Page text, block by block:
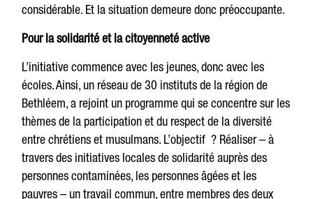
considérable. Et la situation demeure donc préoccupante.
Pour la solidarité et la citoyenneté active
L’initiative commence avec les jeunes, donc avec les
écoles. Ainsi, un réseau de 30 instituts de la région de
Bethléem, a rejoint un programme qui se concentre sur les
thèmes de la participation et du respect de la diversité
entre chrétiens et musulmans. L’objectif ? Réaliser – à
travers des initiatives locales de solidarité auprès des
personnes contaminées, les personnes âgées et les
pauvres – un travail commun, entre membres des deux